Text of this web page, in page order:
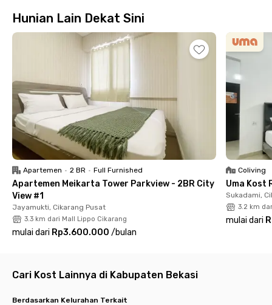
Universitas Pelita Bangsa dan Universitas Bina Sarana
Informatika Kampus Cikarang/UBSI Cikarang (18 menit).Ada
banyak pilihan hiburan dan pusat belanja yang bisa dikunjungi
kalau kamu ingin me-time, mulai dari Water Boom Lippo
Meikarta Central Park Bekasi (16 menit), maupun Pollux Mall
Cikarang (17 menit). Jika kamu butuh bantuan medis, ada
Siloam Hospitals Lippo Cikarang (7 menit) sebagai rumah sakit
terdekat dari kost Cikarang ini. Sementara soal transportasi,
kamu juga bisa menggunakan kereta dari Stasiun Cikarang
atau naik shuttle dari Halte Bus AO Shuttle Citywalk Lippo
Cikarang.Booking sekarang biar nggak kehabisan kamar, yuk!
Hunian Lain Dekat Sini
Apartemen • 2 BR • Full Furnished
Apartemen Meikarta Tower Parkview - 2BR City
View #1
Jayamukti, Cikarang Pusat
3.3 km dari Mall Lippo Cikarang
mulai dari Rp3.600.000 /bulan
Coliving
Uma Kost
Sukadami,
3.2 km
mulai dari
Cari Kost Lainnya di Kabupaten Bekasi
Berdasarkan Kelurahan Terkait